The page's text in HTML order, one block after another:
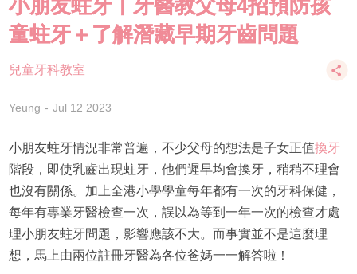
小朋友蛀牙丨牙醫教父母4招預防孩
童蛀牙＋了解潛藏早期牙齒問題
兒童牙科教室
Yeung Jul 12 2023
小朋友蛀牙情況非常普遍，不少父母的想法是子女正值換牙
階段，即使乳齒出現蛀牙，他們遲早均會換牙，稍稍不理會
也沒有關係。加上全港小學學童每年都有一次的牙科保健，
每年有專業牙醫檢查一次，誤以為等到一年一次的檢查才處
理小朋友蛀牙問題，影響應該不大。而事實並不是這麼理
想，馬上由兩位註冊牙醫為各位爸媽一一解答啦！